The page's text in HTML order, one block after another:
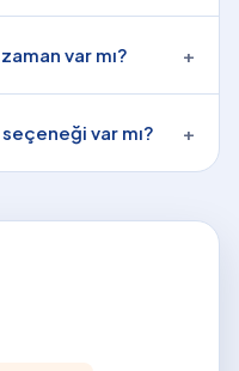
var mı? +
var mı? +